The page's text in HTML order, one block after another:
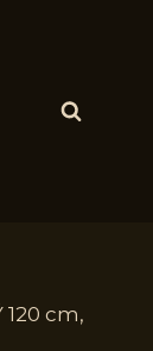
120 cm,